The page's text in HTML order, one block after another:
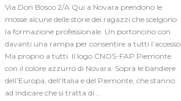
Via Don Bosco 2/A Qui a Novara prendono le
mosse alcune delle storie dei ragazzi che scelgono
la formazione professionale. Un portoncino con
davanti una rampa per consentire a tutti l’accesso.
Ma proprio a tutti. Il logo CNOS-FAP Piemonte
con il colore azzurro di Novara. Sopra le bandiere
dell’Europa, dell’Italia e del Piemonte, che stanno
ad indicare che si tratta di …